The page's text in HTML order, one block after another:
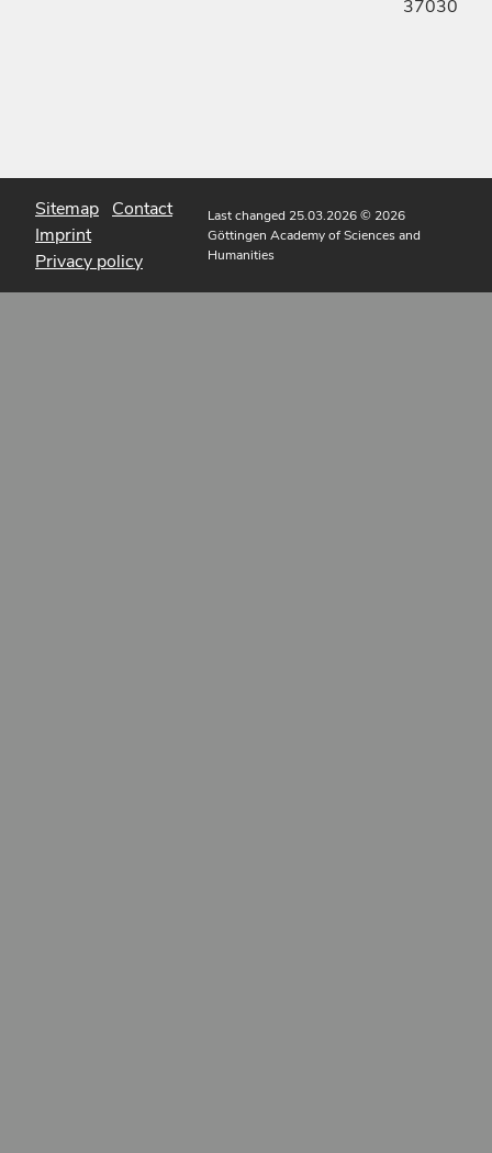
37030
Sitemap Contact
Imprint
Privacy policy
Last changed 25.03.2026© 2026
Göttingen Academy of Sciences and
Humanities